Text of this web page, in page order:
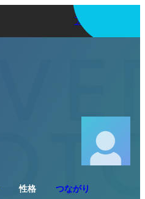
アプリを使う
性格 つながり